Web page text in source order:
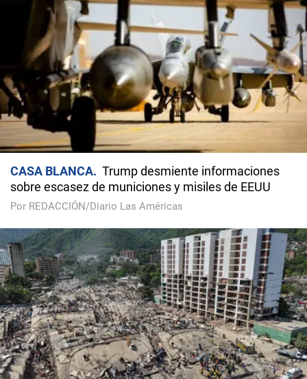
CASA BLANCA
Trump desmiente informaciones
sobre escasez de municiones y misiles de EEUU
Por REDACCIÓN/Diario Las Américas